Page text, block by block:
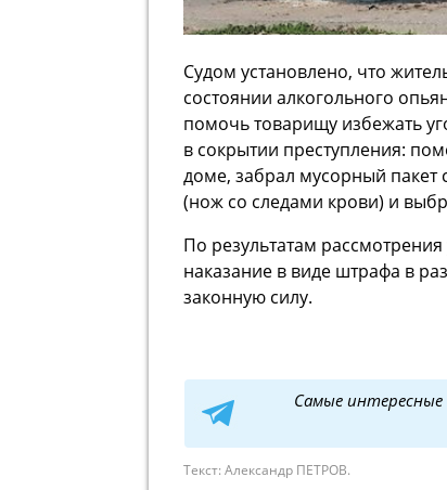
Судом установлено, что
состоянии алкогольного
помочь товарищу избежать
в сокрытии преступления:
доме, забрал мусорный
(нож со следами крови) и
По результатам
наказание в виде штрафа в
законную силу.
Самые
Текст: Александр ПЕТРОВ.